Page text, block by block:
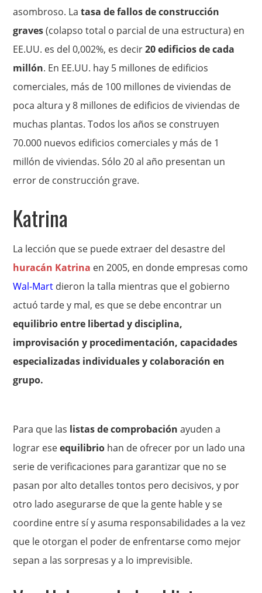
asombroso. La tasa de fallos de construcción
graves(colapso total o parcial de una estructura) en
EE.UU. es del 0,002%, es decir20 edificios de cada
millón. En EE.UU. hay 5 millones de edificios
comerciales, más de 100 millones de viviendas de
poca altura y 8 millones de edificios de viviendas de
muchas plantas. Todos los años se construyen
70.000 nuevos edificios comerciales y más de 1
millón de viviendas. Sólo 20 al año presentan un
error de construcción grave.
Katrina
La lección que se puede extraer del desastre del
huracán Katrina en 2005, en donde empresas como
Wal-Mart dieron la talla mientras que el gobierno
actuó tarde y mal, es que se debe encontrar un
equilibrio entre libertad y disciplina,
improvisación y procedimentación, capacidades
especializadas individuales y colaboración en
grupo.
Para que las listas de comprobación ayuden a
lograr eseequilibrio han de ofrecer por un lado una
serie de verificaciones para garantizar que no se
pasan por alto detalles tontos pero decisivos, y por
otro lado asegurarse de que la gente hable y se
coordine entre sí y asuma responsabilidades a la vez
que le otorgan el poder de enfrentarse como mejor
sepan a las sorpresas y a lo imprevisible.